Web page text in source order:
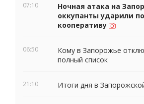
07:10
Ночная атака на
оккупанты ударили
кооперативу
06:50
Кому в Запорожье
полный список
21:10 Итоги дня в